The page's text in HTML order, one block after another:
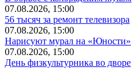
07.08.2026, 15:00
56 тысяч за ремонт телевизора
07.08.2026, 15:00
Нарисуют мурал на «Юности»
07.08.2026, 15:00
День физкультурника во дворе